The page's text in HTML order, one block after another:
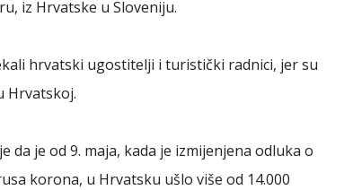
iz Hrvatske u Sloveniju.
hrvatski ugostitelji i turistički radnici, jer su
Hrvatskoj.
je od 9. maja, kada je izmijenjena odluka o
korona, u Hrvatsku ušlo više od 14.000